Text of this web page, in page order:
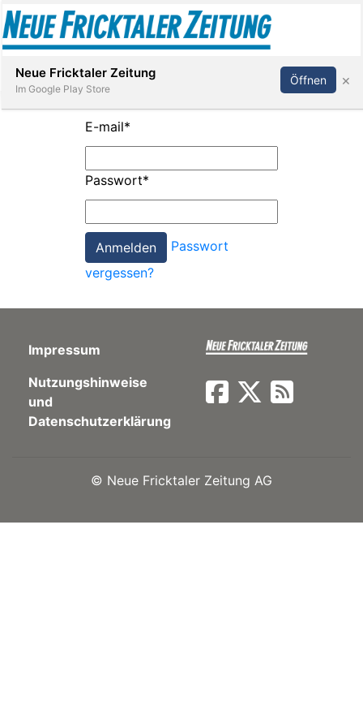
Paper
App
Abonnieren Anmelden
E-mail*
Passwort*
Passwort
vergessen?
Impressum
Nutzungshinweise
und
Datenschutzerklärung
© Neue Fricktaler Zeitung AG
Neue Fricktaler Zeitung
Im Google Play Store
Öffnen ×